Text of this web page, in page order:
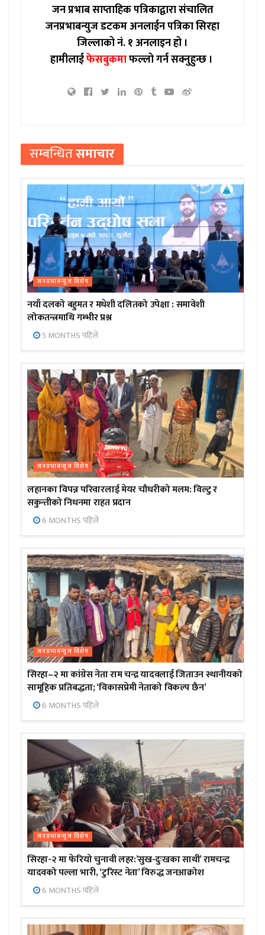
जन प्रभाब साप्ताहिक पत्रिकाद्वारा संचालित
जनप्रभाबन्युज डटकम अनलाईन पत्रिका सिरहा
जिल्लाको नं. १ अनलाइन हो ।
हामीलाईफेसबुकमाफल्लो गर्न सक्नुहुन्छ ।
सम्बन्धितसमाचार
जनप्रभाबन्युज विशेष
नयाँ दलको बहुमत र मधेशी दलितको उपेक्षा : समावेशी
लोकतन्त्रमाथि गम्भीर प्रश्न
5 MONTHS पहिले
जनप्रभाबन्युज विशेष
लहानका विपन्न परिवारलाई मेयर चौधरीको मलम: विल्टु र
सकुन्तीको निधनमा राहत प्रदान
6 MONTHS पहिले
जनप्रभाबन्युज विशेष
सिरहा–२ मा कांग्रेस नेता राम चन्द्र यादवलाई जिताउन स्थानीयको
सामूहिक प्रतिबद्धता; ‘विकासप्रेमी नेताको विकल्प छैन’
6 MONTHS पहिले
जनप्रभाबन्युज विशेष
सिरहा-२ मा फेरियो चुनावी लहर:’सुख-दुःखका साथी’ रामचन्द्र
यादवको पल्ला भारी, ‘टुरिस्ट नेता’ विरुद्ध जनआक्रोश
6 MONTHS पहिले